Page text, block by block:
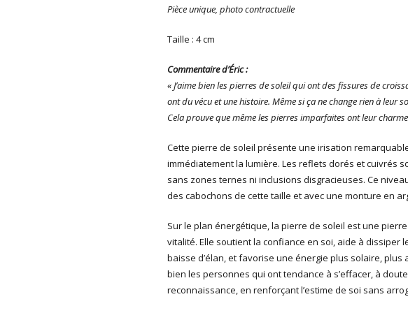
Pièce unique, photo contractuelle
Taille : 4 cm
Commentaire d’Éric :
« J’aime bien les pierres de soleil qui ont des fissures de
ont du vécu et une histoire. Même si ça ne change rien à leur
Cela prouve que même les pierres imparfaites ont leur
Cette pierre de soleil présente une irisation
immédiatement la lumière. Les reflets dorés et cuivrés
sans zones ternes ni inclusions disgracieuses. Ce
des cabochons de cette taille et avec une monture en
Sur le plan énergétique, la pierre de soleil est une
vitalité. Elle soutient la confiance en soi, aide à dissiper
baisse d’élan, et favorise une énergie plus solaire, plus
bien les personnes qui ont tendance à s’effacer, à
reconnaissance, en renforçant l’estime de soi sans